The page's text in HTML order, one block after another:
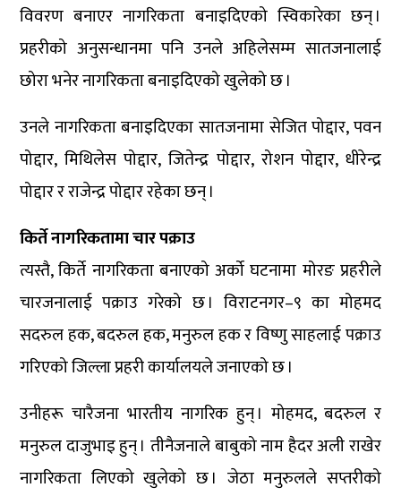
विवरण बनाएर नागरिकता बनाइदिएको स्विकारेका छन् ।
प्रहरीको अनुसन्धानमा पनि उनले अहिलेसम्म सातजनालाई
छोरा भनेर नागरिकता बनाइदिएको खुलेको छ ।
उनले नागरिकता बनाइदिएका सातजनामा सेजित पोद्दार, पवन
पोद्दार, मिथिलेस पोद्दार, जितेन्द्र पोद्दार, रोशन पोद्दार, धीरेन्द्र
पोद्दार र राजेन्द्र पोद्दार रहेका छन् ।
किर्ते नागरिकतामा चार पक्राउ
त्यस्तै, किर्ते नागरिकता बनाएको अर्को घटनामा मोरङ प्रहरीले
चारजनालाई पक्राउ गरेको छ । विराटनगर–९ का मोहमद
सदरुल हक, बदरुल हक, मनुरुल हक र विष्णु साहलाई पक्राउ
गरिएको जिल्ला प्रहरी कार्यालयले जनाएको छ ।
उनीहरू चारैजना भारतीय नागरिक हुन् । मोहमद, बदरुल र
मनुरुल दाजुभाइ हुन् । तीनैजनाले बाबुको नाम हैदर अली राखेर
नागरिकता लिएको खुलेको छ । जेठा मनुरुलले सप्तरीको